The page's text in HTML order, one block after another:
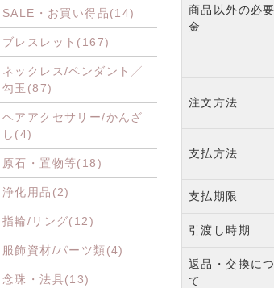
SALE・お買い得品(14)
ブレスレット(167)
ネックレス/ペンダント╱
勾玉(87)
ヘアアクセサリー/かんざ
し(4)
原石・置物等(18)
浄化用品(2)
指輪/リング(12)
服飾資材/パーツ類(4)
念珠・法具(13)
商品以外の必
金
注文方法
支払方法
支払期限
引渡し時期
返品・交換に
て